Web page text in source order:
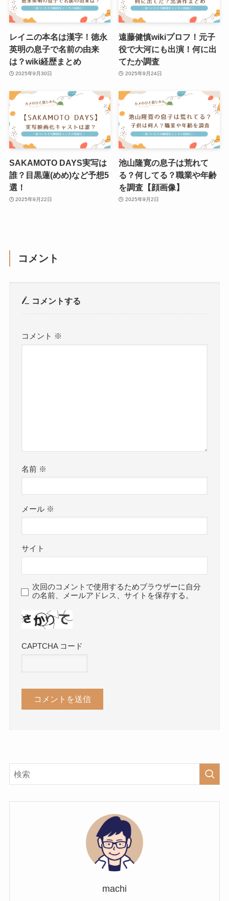
レイニの本名は漢字！徳永
英明の息子で名前の由来
は？wiki経歴まとめ
2025年9月30日
遠藤健慎wikiプロフ！元子
役で大河にも出演！何に出
てたか調査
2025年9月24日
SAKAMOTO DAYS実写は
誰？目黒蓮(めめ)など予想5
選！
2025年9月22日
池山隆寛の息子は荒れて
る？何してる？職業や年齢
を調査【顔画像】
2025年9月2日
コメント
コメントする
コメント ※
名前 ※
メール ※
サイト
次回のコメントで使用するためブラウザーに自分
の名前、メールアドレス、サイトを保存する。
CAPTCHA コード
machi